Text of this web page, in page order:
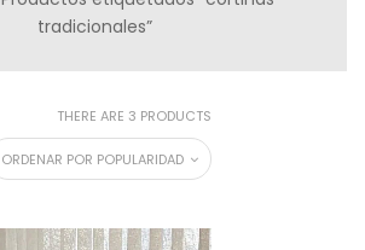
tradicionales”
THERE ARE 3 PRODUCTS
ORDENAR POR POPULARIDAD